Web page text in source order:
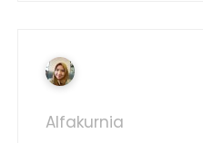
Alfakurnia